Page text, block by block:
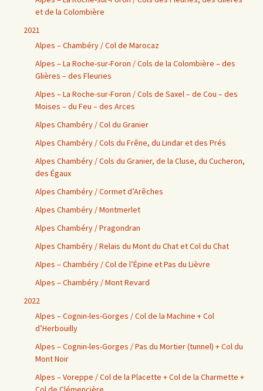
et de la Colombière
2021
Alpes – Chambéry / Col de Marocaz
Alpes – La Roche-sur-Foron / Cols de la Colombière – des
Glières – des Fleuries
Alpes – La Roche-sur-Foron / Cols de Saxel – de Cou – des
Moises – du Feu – des Arces
Alpes Chambéry / Col du Granier
Alpes Chambéry / Cols du Frêne, du Lindar et des Prés
Alpes Chambéry / Cols du Granier, de la Cluse, du Cucheron,
des Égaux
Alpes Chambéry / Cormet d’Arêches
Alpes Chambéry / Montmerlet
Alpes Chambéry / Pragondran
Alpes Chambéry / Relais du Mont du Chat et Col du Chat
Alpes – Chambéry / Col de l’Épine et Pas du Lièvre
Alpes – Chambéry / Mont Revard
2022
Alpes – Cognin-les-Gorges / Col de la Machine + Col
d’Herbouilly
Alpes – Cognin-les-Gorges / Pas du Mortier (tunnel) + Col du
Mont Noir
Alpes – Voreppe / Col de la Placette + Col de la Charmette +